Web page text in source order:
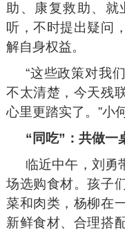
助、康复救助、
听，不时提出疑问
解自身权益。
“这些政策对我
不太清楚，今天残
心里更踏实了。”小
“同吃”：共做一
临近中午，刘勇
场选购食材。孩子
菜和肉类，杨柳在
新鲜食材、合理搭